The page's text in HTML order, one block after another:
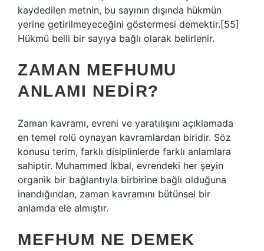
kaydedilen metnin, bu sayının dışında hükmün
yerine getirilmeyeceğini göstermesi demektir.[55]
Hükmü belli bir sayıya bağlı olarak belirlenir.
ZAMAN MEFHUMU
ANLAMI NEDIR?
Zaman kavramı, evreni ve yaratılışını açıklamada
en temel rolü oynayan kavramlardan biridir. Söz
konusu terim, farklı disiplinlerde farklı anlamlara
sahiptir. Muhammed İkbal, evrendeki her şeyin
organik bir bağlantıyla birbirine bağlı olduğuna
inandığından, zaman kavramını bütünsel bir
anlamda ele almıştır.
MEFHUM NE DEMEK